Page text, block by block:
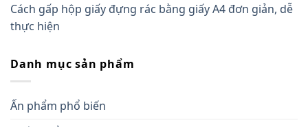
Cách gấp hộp giấy đựng rác bằng giấy A4 đơn giản, dễ
thực hiện
Danh mục sản phẩm
Ấn phẩm phổ biến